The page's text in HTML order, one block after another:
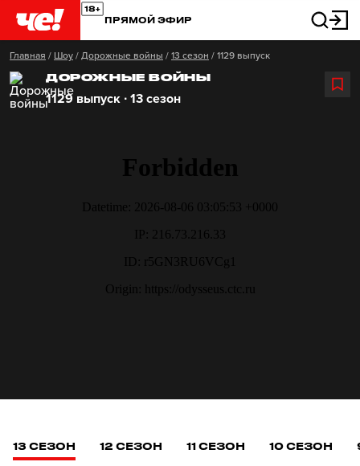
ПРЯМОЙ ЭФИР
Главная / Шоу / Дорожные войны / 13 сезон / 1129 выпуск
ДОРОЖНЫЕ ВОЙНЫ
1129 выпуск ∙ 13 сезон
13 СЕЗОН 12 СЕЗОН 11 СЕЗОН 10 СЕЗОН